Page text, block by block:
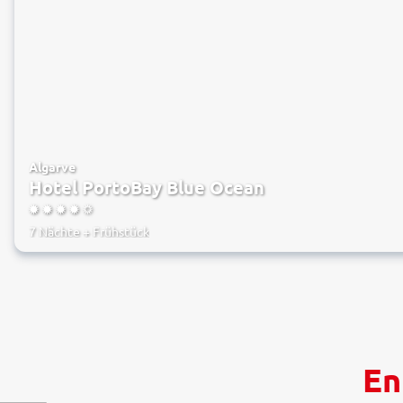
Algarve
Hotel PortoBay Blue Ocean
7 Nächte+ Frühstück